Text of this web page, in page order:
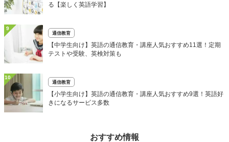
る【楽しく英語学習】
9
通信教育
【中学生向け】英語の通信教育・講座人気おすすめ11選！定期
テストや受験、英検対策も
10
通信教育
【小学生向け】英語の通信教育・講座人気おすすめ9選！英語好
きになるサービス多数
おすすめ情報